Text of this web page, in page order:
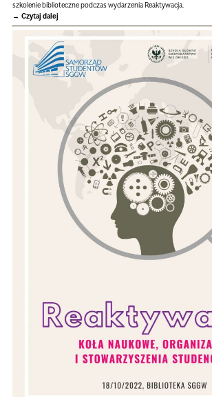
szkolenie biblioteczne podczas wydarzenia Reaktywacja.
Czytaj dalej